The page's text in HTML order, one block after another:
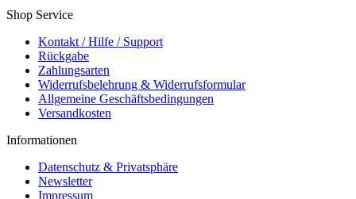
Shop Service
Kontakt / Hilfe / Support
Rückgabe
Zahlungsarten
Widerrufsbelehrung & Widerrufsformular
Allgemeine Geschäftsbedingungen
Versandkosten
Informationen
Datenschutz & Privatsphäre
Newsletter
Impressum